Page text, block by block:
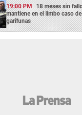
19:00 PM 18 meses sin
mantiene en el limbo caso
garífunas